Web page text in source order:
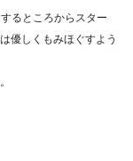
るところからスター
優しくもみほぐすよう